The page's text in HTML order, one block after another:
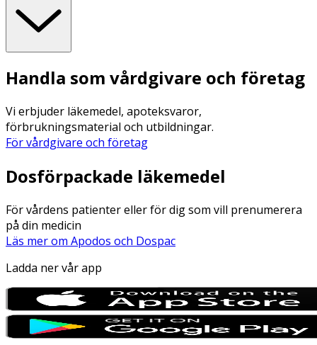
Handla som vårdgivare och företag
Vi erbjuder läkemedel, apoteksvaror,
förbrukningsmaterial och utbildningar.
För vårdgivare och företag
Dosförpackade läkemedel
För vårdens patienter eller för dig som vill prenumerera
på din medicin
Läs mer om Apodos och Dospac
Ladda ner vår app